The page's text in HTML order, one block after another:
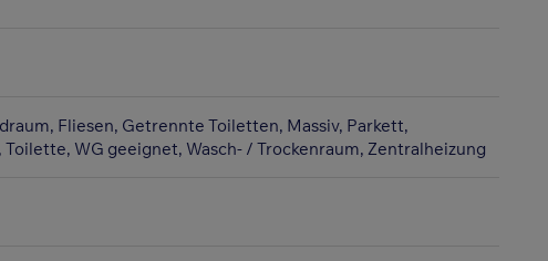
Fliesen Getrennte Toiletten Massiv Parkett
Toilette WG geeignet Wasch- / Trockenraum Zentralheizung